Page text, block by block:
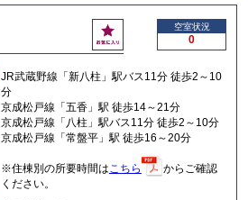
け
る
お
気
入
空室状況
0
JR武蔵野線「新八柱」駅バス11分 徒歩2～10
分
京成松戸線「五香」駅 徒歩14～21分
京成松戸線「八柱」駅バス11分 徒歩2～10分
京成松戸線「常盤平」駅 徒歩16～20分
※住棟別の所要時間は こちら
からご確認
ください。